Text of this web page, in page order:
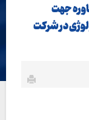
جهت
در شرکت